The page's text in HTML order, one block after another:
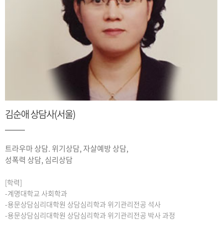
김순애 상담사(서울)
트라우마 상담. 위기상담, 자살예방 상담,
성폭력 상담, 심리상담
[학력]
-계명대학교 사회학과
-용문상담심리대학원 상담심리학과 위기관리전공 석사
-용문상담심리대학원 상담심리학과 위기관리전공 박사 과정